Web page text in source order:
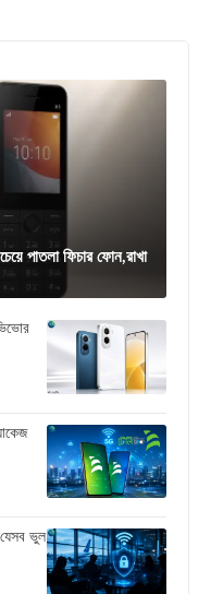
পাতলা ফিচার ফোন,রাখা
যেসব ভুল